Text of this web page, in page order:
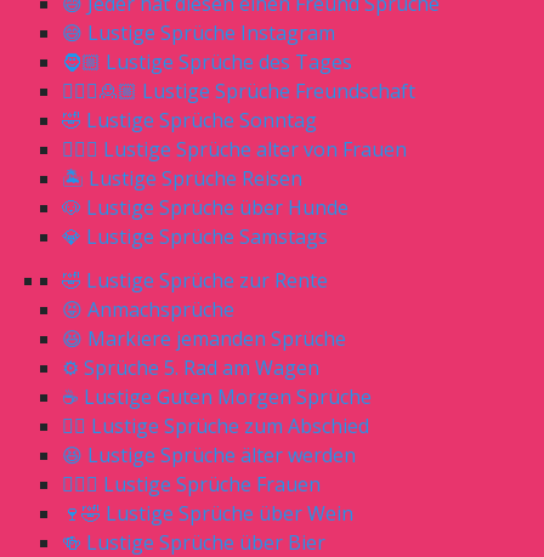
😅 Lustige Sprüche Instagram
🧔🏼 Lustige Sprüche des Tages
🙎🏼‍♀️🙎🏼 Lustige Sprüche Freundschaft
🤣 Lustige Sprüche Sonntag
🙋🏼‍♀️ Lustige Sprüche alter von Frauen
🏝 Lustige Sprüche Reisen
🐶 Lustige Sprüche über Hunde
💎 Lustige Sprüche Samstags
🤣 Lustige Sprüche zur Rente
😝 Anmachsprüche
😆 Markiere jemanden Sprüche
⚙️ Sprüche 5. Rad am Wagen
☕️ Lustige Guten Morgen Sprüche
🖐🏻 Lustige Sprüche zum Abschied
😆 Lustige Sprüche älter werden
🙎🏼‍♀️ Lustige Sprüche Frauen
🍷🤣 Lustige Sprüche über Wein
🍻 Lustige Sprüche über Bier